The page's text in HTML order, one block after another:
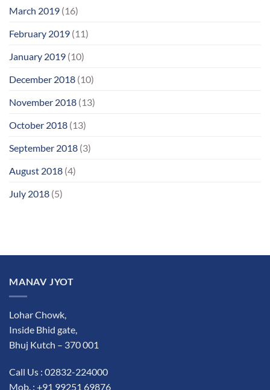
March 2019 (16)
February 2019 (11)
January 2019 (10)
December 2018 (10)
November 2018 (13)
October 2018 (13)
September 2018 (3)
August 2018 (4)
July 2018 (5)
MANAV JYOT
Lohar Chowk,
Inside Bhid gate,
Bhuj Kutch – 370 001
Call Us : 02832-224000
Mob. : +91 99251 69876